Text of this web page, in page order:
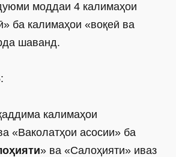
моддаи 4 калимаҳои
ба калимаҳои «воқеӣ ва
шаванд.
калимаҳои
«Ваколатҳои асосии» ба
» ва «Салоҳияти» иваз